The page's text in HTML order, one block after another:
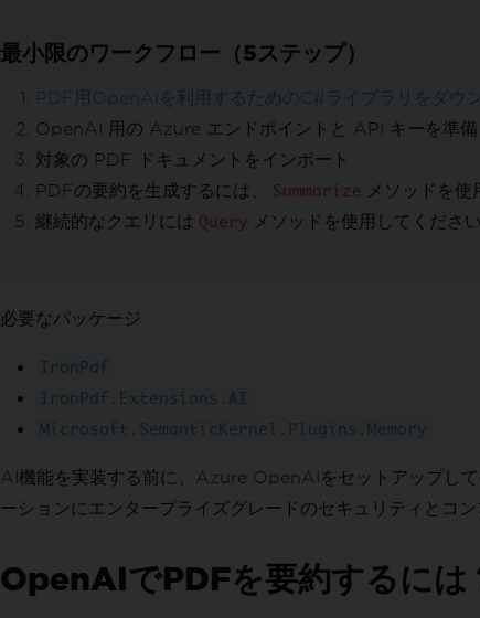
ドキュメントテキストを編集
テキストと画像を抽出
テキストおよび領域の修正
PDFのテキストを置換する
PDFデザインを強化
注釈を追加＆編集
PDFページを変換
PDFを整理する
PDF構造を編集
PDF ページの追加、コピー、削除
PDF の結合または分割
補足組織
最小限のワークフロー（5ステップ）
PDF用OpenAIを利用するためのC#ライブラリをダウ
OpenAI 用の Azure エンドポイントと API キーを準備
対象の PDF ドキュメントをインポート
PDFの要約を生成するには、
Summarize
メソッドを使
継続的なクエリには Query メソッドを使用してください
必要なパッケージ
IronPdf
IronPdf.Extensions.AI
Microsoft.SemanticKernel.Plugins.Memory
AI機能を実装する前に、Azure OpenAIをセットアップし
ーションにエンタープライズグレードのセキュリティとコ
OpenAIでPDFを要約するには